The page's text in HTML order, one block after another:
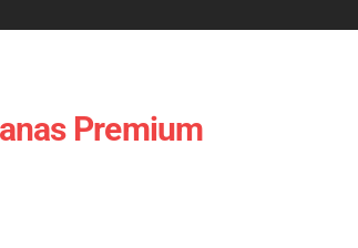
Premium